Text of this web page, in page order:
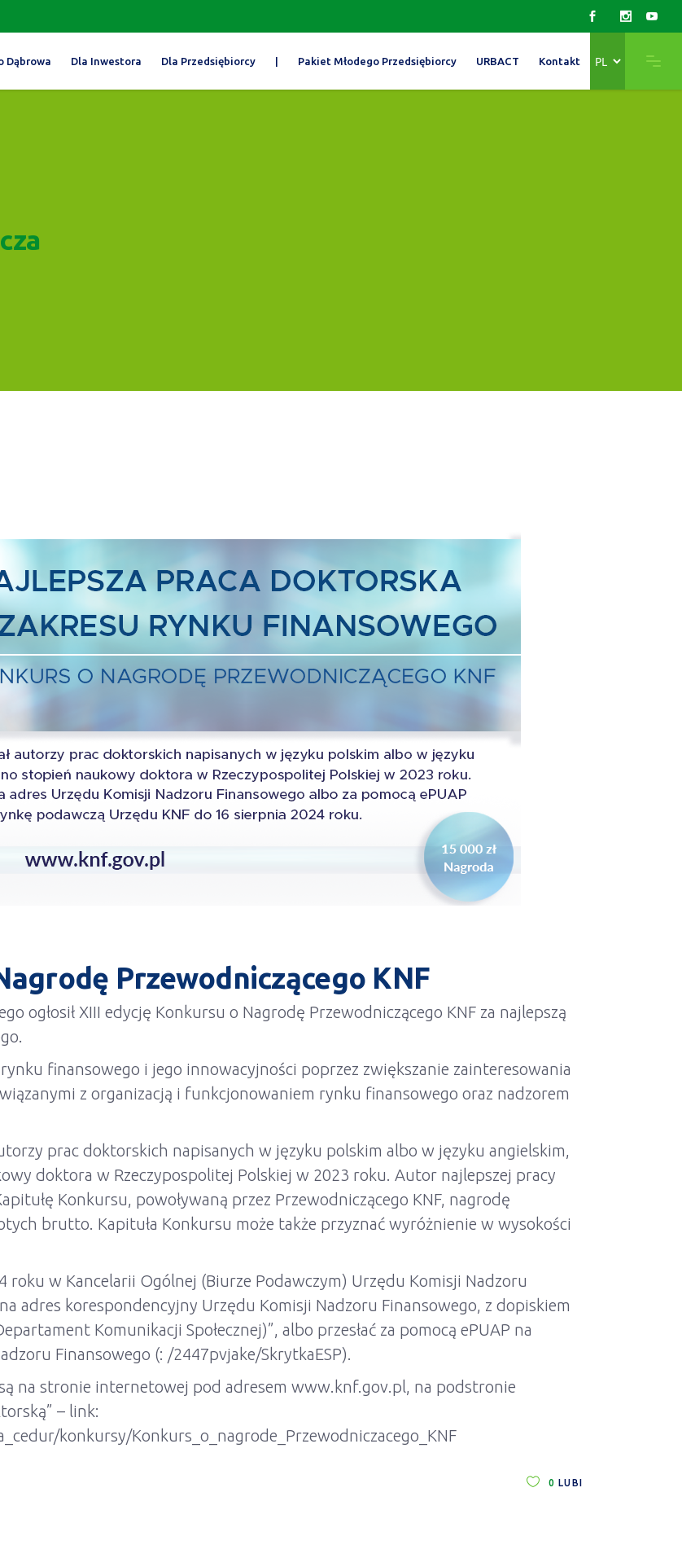
Dąbrowa Dla Inwestora Dla Przedsiębiorcy | Pakiet Młodego Przedsiębiorcy URBACT Kontakt
język
Przewodniczącego KNF
ogłosił XIII edycję Konkursu o Nagrodę Przewodniczącego KNF za najlepszą
finansowego i jego innowacyjności poprzez zwiększanie zainteresowania
z organizacją i funkcjonowaniem rynku finansowego oraz nadzorem
prac doktorskich napisanych w języku polskim albo w języku angielskim,
doktora w Rzeczypospolitej Polskiej w 2023 roku. Autor najlepszej pracy
Konkursu, powoływaną przez Przewodniczącego KNF, nagrodę
brutto. Kapituła Konkursu może także przyznać wyróżnienie w wysokości
roku w Kancelarii Ogólnej (Biurze Podawczym) Urzędu Komisji Nadzoru
adres korespondencyjny Urzędu Komisji Nadzoru Finansowego, z dopiskiem
Komunikacji Społecznej)”, albo przesłać za pomocą ePUAP na
Finansowego (: /2447pvjake/SkrytkaESP).
na stronie internetowej pod adresem www.knf.gov.pl, na podstronie
– link:
konkursy/Konkurs_o_nagrode_Przewodniczacego_KNF
0 LUBI